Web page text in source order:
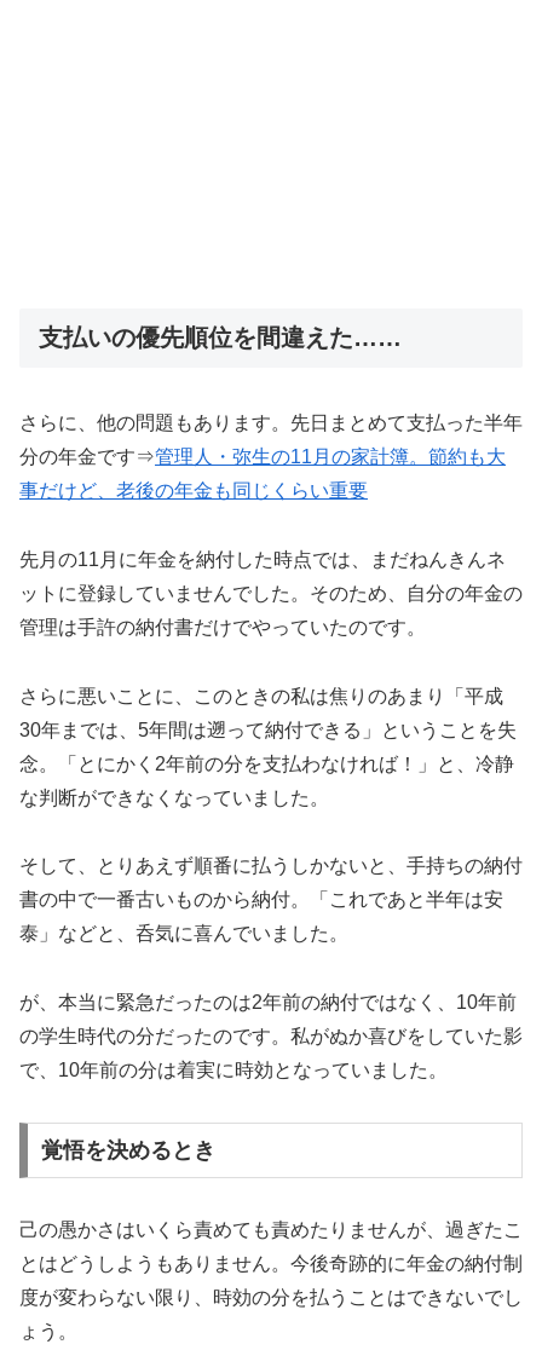
支払いの優先順位を間違えた……
さらに、他の問題もあります。先日まとめて支払った半年
分の年金です⇒管理人・弥生の11月の家計簿。節約も大
事だけど、老後の年金も同じくらい重要
先月の11月に年金を納付した時点では、まだねんきんネ
ットに登録していませんでした。そのため、自分の年金の
管理は手許の納付書だけでやっていたのです。
さらに悪いことに、このときの私は焦りのあまり「平成
30年までは、5年間は遡って納付できる」ということを失
念。「とにかく2年前の分を支払わなければ！」と、冷静
な判断ができなくなっていました。
そして、とりあえず順番に払うしかないと、手持ちの納付
書の中で一番古いものから納付。「これであと半年は安
泰」などと、呑気に喜んでいました。
が、本当に緊急だったのは2年前の納付ではなく、10年前
の学生時代の分だったのです。私がぬか喜びをしていた影
で、10年前の分は着実に時効となっていました。
覚悟を決めるとき
己の愚かさはいくら責めても責めたりませんが、過ぎたこ
とはどうしようもありません。今後奇跡的に年金の納付制
度が変わらない限り、時効の分を払うことはできないでし
ょう。